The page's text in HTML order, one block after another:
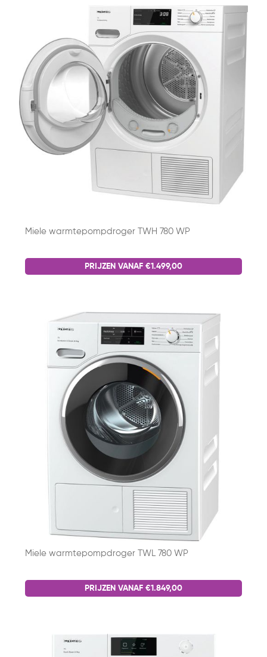
Miele warmtepompdroger TWH 780 WP
PRIJZEN VANAF €1.499,00
Miele warmtepompdroger TWL 780 WP
PRIJZEN VANAF €1.849,00